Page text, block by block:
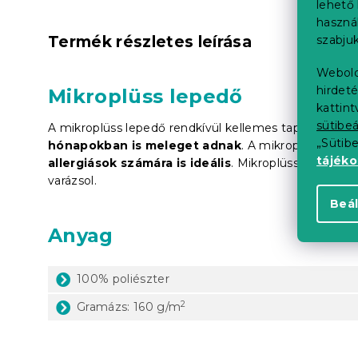
lehető
Termék részletes leírása
Mikroplüss lepedő
A mikroplüss lepedő rendkívül kellemes tapintású,
hónapokban is meleget adnak. A mikroplüss
allergiások számára is ideális. Mikroplüss
varázsol.
Anyag
100% poliészter
Gramázs: 160 g/m2